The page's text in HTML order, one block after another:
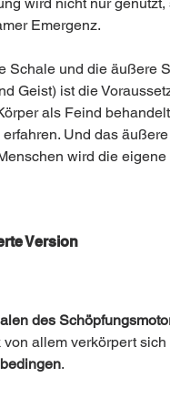
Emergenz.
Schale und die äußere
Geist) ist die
als Feind
erfahren. Und das
wird die
Version
des
von allem verkörpert sich
bedingen.